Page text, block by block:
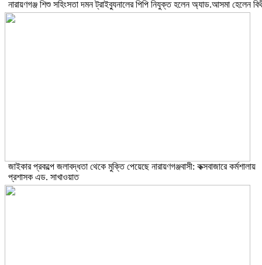
নারায়ণগঞ্জ শিশু সহিংসতা দমন ট্রাইব্যুনালের পিপি নিযুক্ত হলেন অ্যাড.আসমা হেলেন
জাইকার প্রকল্পে জলাবদ্ধতা থেকে মুক্তি পেয়েছে নারায়ণগঞ্জবাসী: কক্সবাজারে কর্মশালায়
প্রশাসক এড. সাখাওয়াত